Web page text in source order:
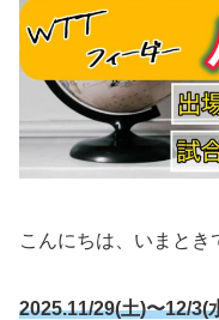
こんにちは、いまとき
2025.11/29(土)〜12/3(